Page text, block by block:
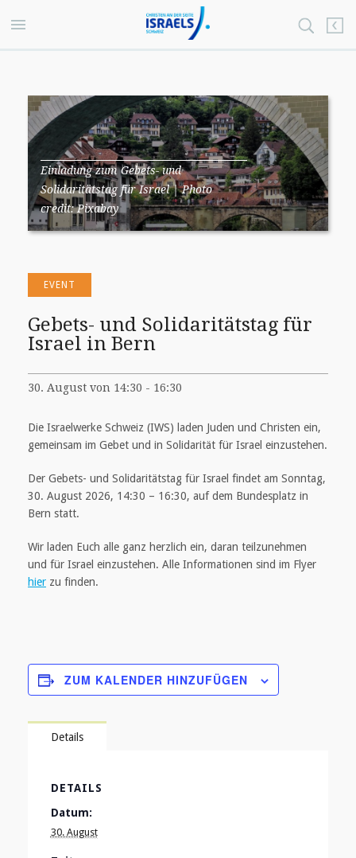
Einladung zum Gebets- und
Solidaritätstag für Israel | Photo
credit: Pixabay
EVENT
Gebets- und Solidaritätstag für
Israel in Bern
30. August von 14:30 - 16:30
Die Israelwerke Schweiz (IWS) laden Juden und Christen ein,
gemeinsam im Gebet und in Solidarität für Israel einzustehen.
Der Gebets- und Solidaritätstag für Israel findet am Sonntag,
30. August 2026, 14:30 – 16:30, auf dem Bundesplatz in
Bern statt.
Wir laden Euch alle ganz herzlich ein, daran teilzunehmen
und für Israel einzustehen. Alle Informationen sind im Flyer
hier zu finden.
ZUM KALENDER HINZUFÜGEN
Details
DETAILS
Datum:
30. August